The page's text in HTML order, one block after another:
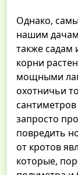
Однако,
нашим дачам
также садам
корни
мощными
охотничьи
запросто
повредить
от кротов
которые,